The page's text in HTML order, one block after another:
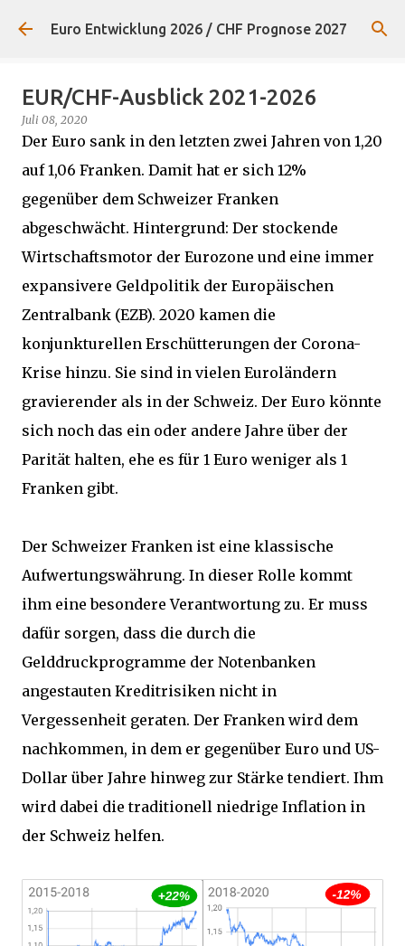
Direkt zum Hauptbereich
Euro Entwicklung 2026 / CHF Prognose 2027
EUR/CHF-Ausblick 2021-2026
Juli 08, 2020
Der Euro sank in den letzten zwei Jahren von 1,20
auf 1,06 Franken. Damit hat er sich 12%
gegenüber dem Schweizer Franken
abgeschwächt. Hintergrund: Der stockende
Wirtschaftsmotor der Eurozone und eine immer
expansivere Geldpolitik der Europäischen
Zentralbank (EZB). 2020 kamen die
konjunkturellen Erschütterungen der Corona-
Krise hinzu. Sie sind in vielen Euroländern
gravierender als in der Schweiz. Der Euro könnte
sich noch das ein oder andere Jahre über der
Parität halten, ehe es für 1 Euro weniger als 1
Franken gibt.
Der Schweizer Franken ist eine klassische
Aufwertungswährung. In dieser Rolle kommt
ihm eine besondere Verantwortung zu. Er muss
dafür sorgen, dass die durch die
Gelddruckprogramme der Notenbanken
angestauten Kreditrisiken nicht in
Vergessenheit geraten. Der Franken wird dem
nachkommen, in dem er gegenüber Euro und US-
Dollar über Jahre hinweg zur Stärke tendiert. Ihm
wird dabei die traditionell niedrige Inflation in
der Schweiz helfen.